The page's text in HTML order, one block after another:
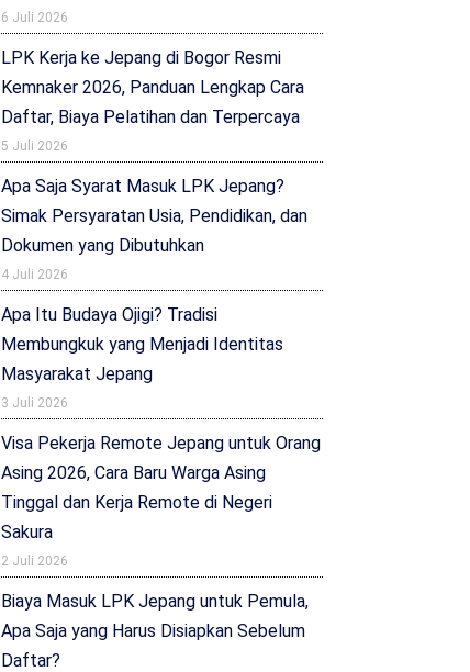
6 Juli 2026
LPK Kerja ke Jepang di Bogor Resmi
Kemnaker 2026, Panduan Lengkap Cara
Daftar, Biaya Pelatihan dan Terpercaya
5 Juli 2026
Apa Saja Syarat Masuk LPK Jepang?
Simak Persyaratan Usia, Pendidikan, dan
Dokumen yang Dibutuhkan
4 Juli 2026
Apa Itu Budaya Ojigi? Tradisi
Membungkuk yang Menjadi Identitas
Masyarakat Jepang
3 Juli 2026
Visa Pekerja Remote Jepang untuk Orang
Asing 2026, Cara Baru Warga Asing
Tinggal dan Kerja Remote di Negeri
Sakura
2 Juli 2026
Biaya Masuk LPK Jepang untuk Pemula,
Apa Saja yang Harus Disiapkan Sebelum
Daftar?